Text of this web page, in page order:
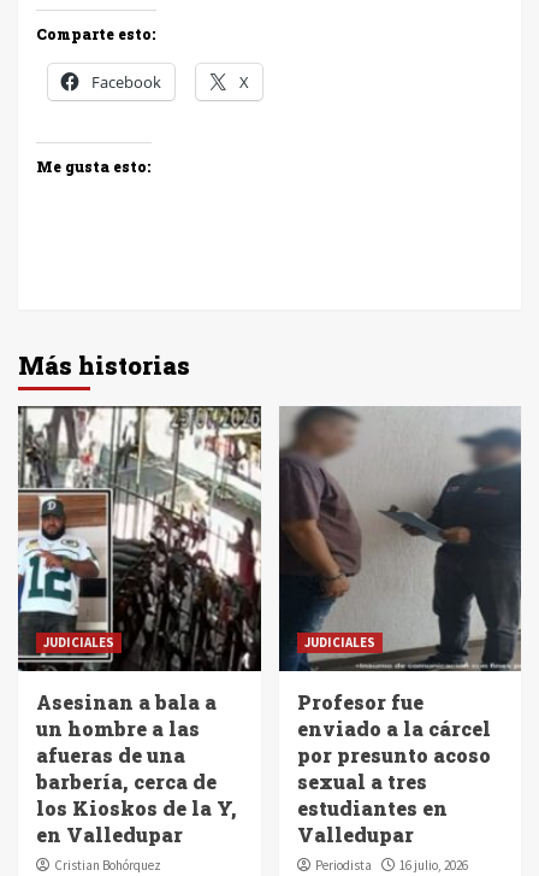
Comparte esto:
Facebook X
Me gusta esto:
Más historias
JUDICIALES
Asesinan a bala a
un hombre a las
afueras de una
barbería, cerca de
los Kioskos de la Y,
en Valledupar
Cristian Bohórquez
JUDICIALES
Profesor fue
enviado a la cárcel
por presunto acoso
sexual a tres
estudiantes en
Valledupar
Periodista 16 julio, 2026